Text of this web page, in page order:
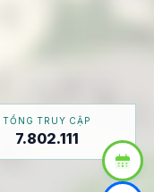
TỔNG TRUY CẬP
7.802.111